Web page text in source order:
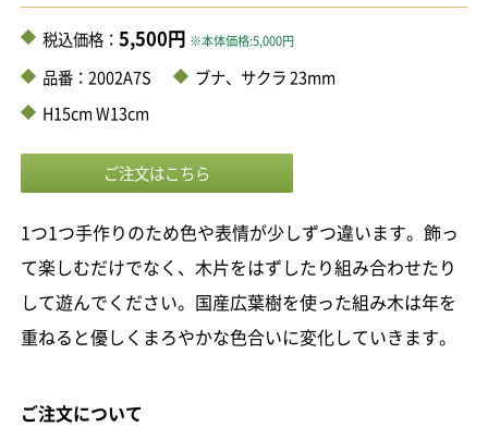
税込価格： 5,500円 ※本体価格:5,000円
品番：2002A7S
ブナ、サクラ 23mm
H15cm W13cm
1つ1つ手作りのため色や表情が少しずつ違います。飾っ
て楽しむだけでなく、木片をはずしたり組み合わせたり
して遊んでください。国産広葉樹を使った組み木は年を
重ねると優しくまろやかな色合いに変化していきます。
ご注文について